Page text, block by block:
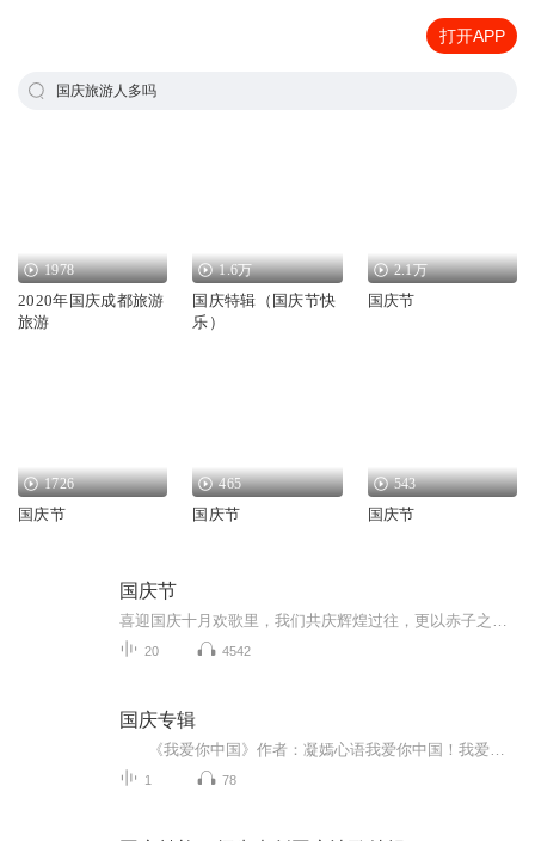
打开APP
国庆旅游人多吗
1978
2020年国庆成都旅游
旅游
1.6万
国庆特辑（国庆节快
乐）
2.1万
国庆节
1726
国庆节
465
国庆节
543
国庆节
国庆节
20 4542
国庆专辑
1 78